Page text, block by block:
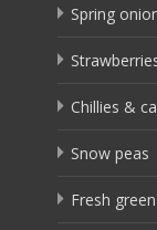
Spring
Chillies &
Snow peas
Fresh